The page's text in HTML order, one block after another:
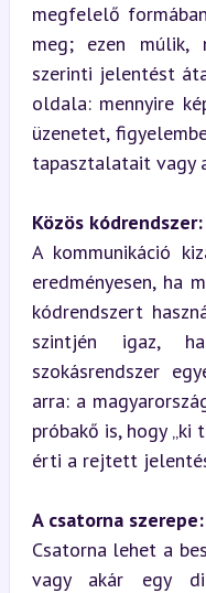
megfelelő
meg; ezen múlik,
szerinti jelentést
oldala: mennyire
üzenetet,
tapasztalatait vagy
Közös kódrendszer:
A kommunikáció
eredményesen, ha
kódrendszert
szintjén igaz,
szokásrendszer
arra: a
próbakő is, hogy „ki
érti a rejtett
A csatorna szerepe:
Csatorna lehet a
vagy akár egy